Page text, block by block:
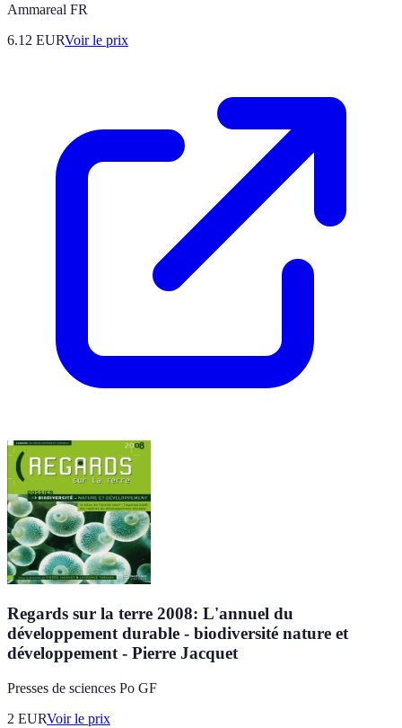
Ammareal FR
6.12 EURVoir le prix
Regards sur la terre 2008: L'annuel du
développement durable - biodiversité nature et
développement - Pierre Jacquet
Presses de sciences Po GF
2 EURVoir le prix